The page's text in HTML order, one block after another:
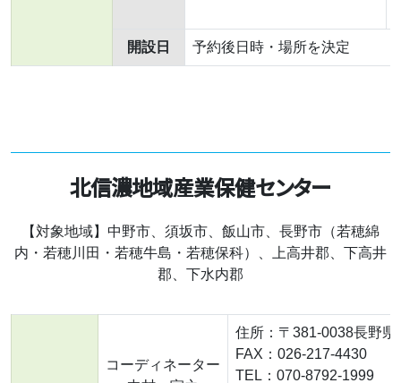
開設日 予約後日時・場所を決定
北信濃地域産業保健センター
【対象地域】中野市、須坂市、飯山市、長野市（若穂綿
内・若穂川田・若穂牛島・若穂保科）、上高井郡、下高井
郡、下水内郡
コーディネーター
住所：〒381-0038長野
FAX：026-217-4430
TEL：070-8792-1999